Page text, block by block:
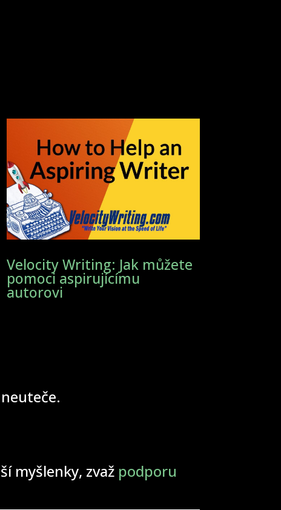
Velocity Writing: Jak můžete
pomoci aspirujícímu
autorovi
myšlenky, zvaž podporu